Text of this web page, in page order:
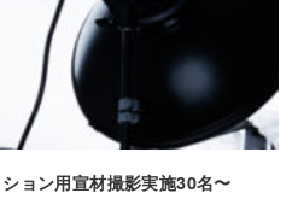
ョン用宣材撮影実施30名〜